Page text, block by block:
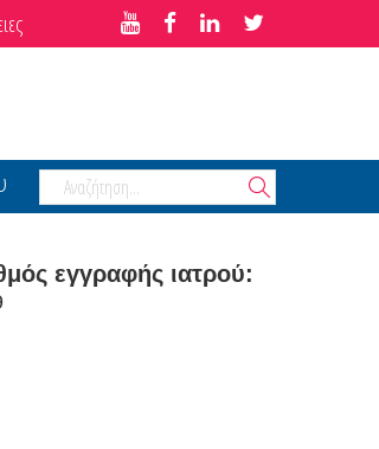
εγγραφής ιατρού: